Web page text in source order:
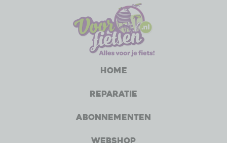
Home
Reparatie
Abonnementen
Webshop